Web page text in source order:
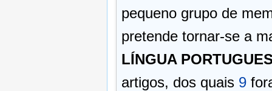
pequeno grupo de
pretende tornar-se a
LÍNGUA
artigos, dos quais 9